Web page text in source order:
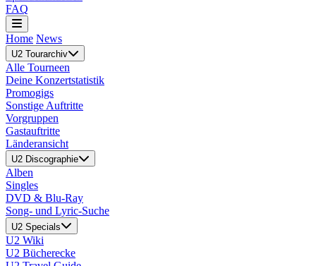
FAQ
Home News
U2 Tourarchiv
Alle Tourneen
Deine Konzertstatistik
Promogigs
Sonstige Auftritte
Vorgruppen
Gastauftritte
Länderansicht
U2 Discographie
Alben
Singles
DVD & Blu-Ray
Song- und Lyric-Suche
U2 Specials
U2 Wiki
U2 Bücherecke